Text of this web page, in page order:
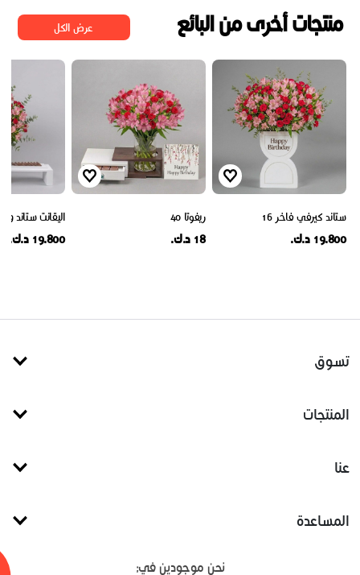
منتجات أخرى من البائع عرض الكل
ستاند كيرفي فاخر 16
19.800 د.ك.
ريفوتا 40
18 د.ك.
اليقانت ستاند 39
19.800 د.ك.
تسوق
المنتجات
عنا
المساعدة
نحن موجودين في: